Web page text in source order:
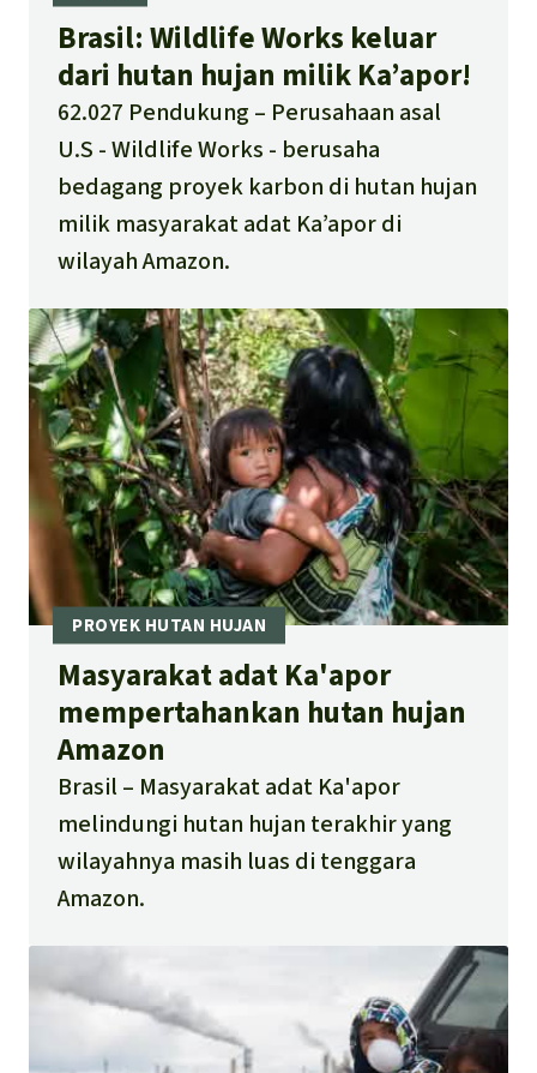
Brasil: Wildlife Works keluar
dari hutan hujan milik Ka’apor!
62.027 Pendukung
Perusahaan asal
U.S - Wildlife Works - berusaha
bedagang proyek karbon di hutan hujan
milik masyarakat adat Ka’apor di
wilayah Amazon.
Masyarakat adat Ka'apor
mempertahankan hutan hujan
Amazon
Brasil
Masyarakat adat Ka'apor
melindungi hutan hujan terakhir yang
wilayahnya masih luas di tenggara
Amazon.